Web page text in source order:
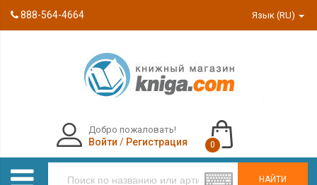
888-564-4664 Язык (RU)
НАЙТИ
Добро пожаловать!
Войти / Регистрация 0